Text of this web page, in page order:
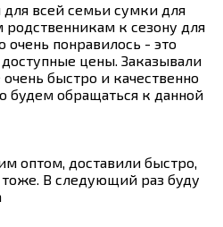
всей семьи сумки для
к сезону для
очень понравилось - это
цены. Заказывали
быстро и качественно
будем обращаться к данной
оптом, доставили быстро,
В следующий раз буду